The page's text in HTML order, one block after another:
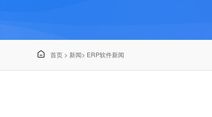
 首页 > 新闻> ERP软件新闻